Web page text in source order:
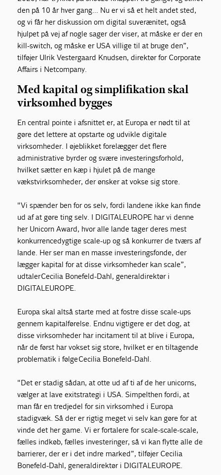
den på 10 år hver gang... Nu er vi så et helt andet sted,
og vi får her diskussion om digital suverænitet, også
hjulpet på vej af nogle sager der viser, at måske er der en
kill-switch, og måske er USA villige til at bruge den”,
tilføjer Ulrik Vestergaard Knudsen, direktør for Corporate
Affairs i Netcompany.
Med kapital og simplifikation skal
virksomhed bygges
En central pointe i afsnittet er, at Europa er nødt til at
gøre det lettere at opstarte og udvikle digitale
virksomheder. I øjeblikket forelægger det flere
administrative byrder og svære investeringsforhold,
hvilket sætter en kæp i hjulet på de mange
vækstvirksomheder, der ønsker at vokse sig store.
"Vi spænder ben for os selv, fordi landene ikke kan finde
ud af at gøre ting selv. I DIGITALEUROPE har vi denne
her Unicorn Award, hvor alle lande tager deres mest
konkurrencedygtige scale-up og så konkurrer de tværs af
lande. Her ser man en masse investeringsfonde, der
lægger kapital for at disse virksomheder kan scale”,
udtalerCecilia Bonefeld-Dahl, generaldirektør i
DIGITALEUROPE.
Europa skal altså starte med at fostre disse scale-ups
gennem kapitalførelse. Endnu vigtigere er det dog, at
disse virksomheder har incitament til at blive i Europa,
når de først har vokset sig store, hvilket er en tiltagende
problematik i følgeCecilia Bonefeld-Dahl.
"Det er stadig sådan, at otte ud af ti af de her unicorns,
vælger at lave exitstrategi i USA. Simpelthen fordi, at
man får en tredjedel for sin virksomhed i Europa
stadigvæk. Så der er rigtig meget vi selv kan gøre for at
vinde det her game. Vi er fortalere for scale-scale-scale,
fælles indkøb, fælles investeringer, så vi kan flytte alle de
barrierer, der er i det indre marked”, tilføjer Cecilia
Bonefeld-Dahl, generaldirektør i DIGITALEUROPE.